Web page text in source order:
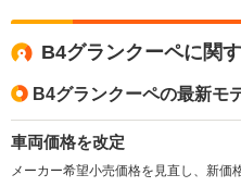
WLTCモード
燃費
排気量
-
B4グランクーペに関
B4グランクーペの最新モ
車両価格を改定
メーカー希望小売価格を見直し、新価